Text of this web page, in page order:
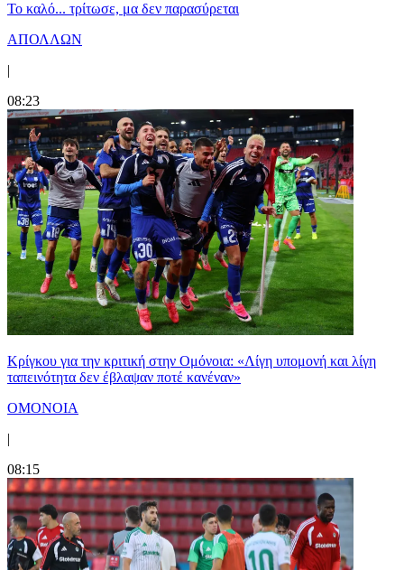
Το καλό... τρίτωσε, μα δεν παρασύρεται
ΑΠΟΛΛΩΝ
|
08:23
Κρίγκου για την κριτική στην Ομόνοια: «Λίγη υπομονή και λίγη
ταπεινότητα δεν έβλαψαν ποτέ κανέναν»
ΟΜΟΝΟΙΑ
|
08:15